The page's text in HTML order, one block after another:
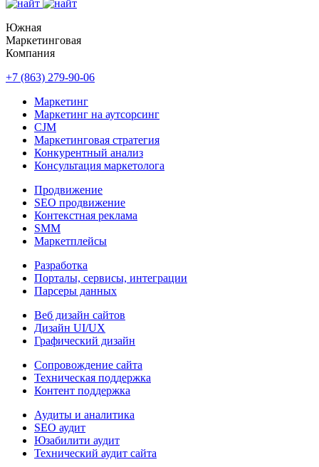
Южная
Маркетинговая
Компания
+7 (863) 279-90-06
Маркетинг
Маркетинг на аутсорсинг
CJM
Маркетинговая стратегия
Конкурентный анализ
Консультация маркетолога
Продвижение
SEO продвижение
Контекстная реклама
SMM
Маркетплейсы
Разработка
Порталы, сервисы, интеграции
Парсеры данных
Веб дизайн сайтов
Дизайн UI/UX
Графический дизайн
Сопровождение сайта
Техническая поддержка
Контент поддержка
Аудиты и аналитика
SEO аудит
Юзабилити аудит
Технический аудит сайта